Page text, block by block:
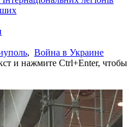
, Война в Украине
и нажмите Ctrl+Enter,